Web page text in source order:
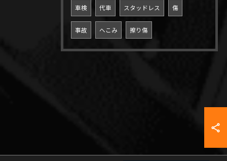
車検 代車 スタッドレス 傷
事故 へこみ 擦り傷